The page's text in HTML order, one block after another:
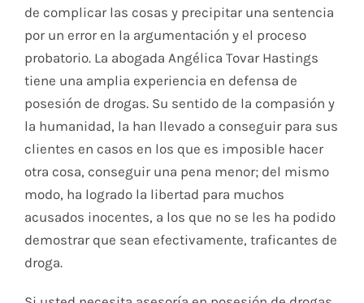
de complicar las cosas y precipitar una sentencia
por un error en la argumentación y el proceso
probatorio. La abogada Angélica Tovar Hastings
tiene una amplia experiencia en defensa de
posesión de drogas. Su sentido de la compasión y
la humanidad, la han llevado a conseguir para sus
clientes en casos en los que es imposible hacer
otra cosa, conseguir una pena menor; del mismo
modo, ha logrado la libertad para muchos
acusados inocentes, a los que no se les ha podido
demostrar que sean efectivamente, traficantes de
droga.